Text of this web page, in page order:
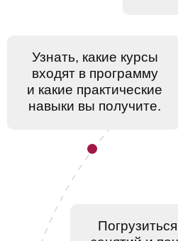
и транспортную
Познакомиться с
одногруппниками,
программы